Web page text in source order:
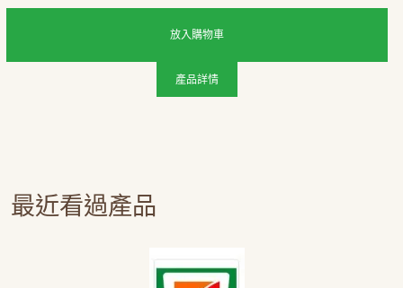
放入購物車
產品詳情
最近看過產品